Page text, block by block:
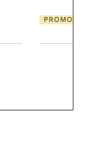
リーとの重